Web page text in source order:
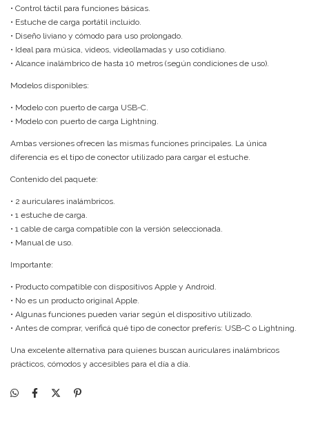
• Control táctil para funciones básicas.
• Estuche de carga portátil incluido.
• Diseño liviano y cómodo para uso prolongado.
• Ideal para música, videos, videollamadas y uso cotidiano.
• Alcance inalámbrico de hasta 10 metros (según condiciones de uso).
Modelos disponibles:
• Modelo con puerto de carga USB-C.
• Modelo con puerto de carga Lightning.
Ambas versiones ofrecen las mismas funciones principales. La única
diferencia es el tipo de conector utilizado para cargar el estuche.
Contenido del paquete:
• 2 auriculares inalámbricos.
• 1 estuche de carga.
• 1 cable de carga compatible con la versión seleccionada.
• Manual de uso.
Importante:
• Producto compatible con dispositivos Apple y Android.
• No es un producto original Apple.
• Algunas funciones pueden variar según el dispositivo utilizado.
• Antes de comprar, verificá qué tipo de conector preferís: USB-C o Lightning.
Una excelente alternativa para quienes buscan auriculares inalámbricos
prácticos, cómodos y accesibles para el día a día.